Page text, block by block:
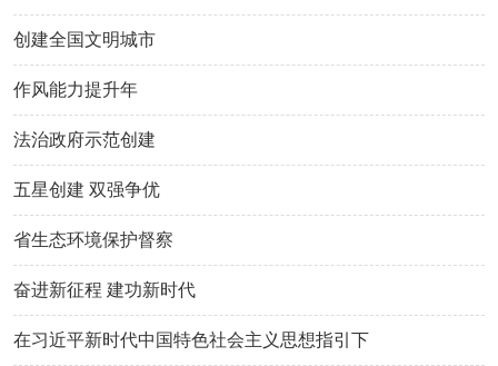
创建全国文明城市
作风能力提升年
法治政府示范创建
五星创建 双强争优
省生态环境保护督察
奋进新征程 建功新时代
在习近平新时代中国特色社会主义思想指引下